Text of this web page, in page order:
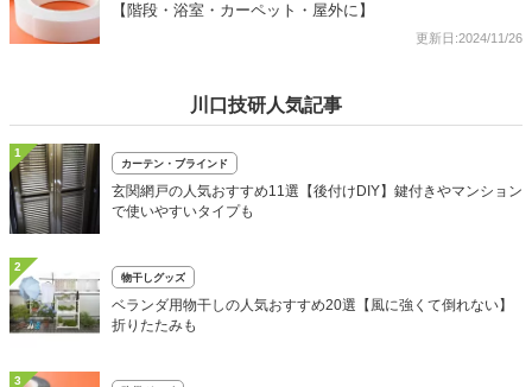
【階段・浴室・カーペット・屋外に】
更新日:2024/11/26
川口技研人気記事
1
カーテン・ブラインド
玄関網戸の人気おすすめ11選【後付けDIY】鍵付きやマンション
で使いやすいタイプも
2
物干しグッズ
ベランダ用物干しの人気おすすめ20選【風に強くて倒れない】
折りたたみも
3